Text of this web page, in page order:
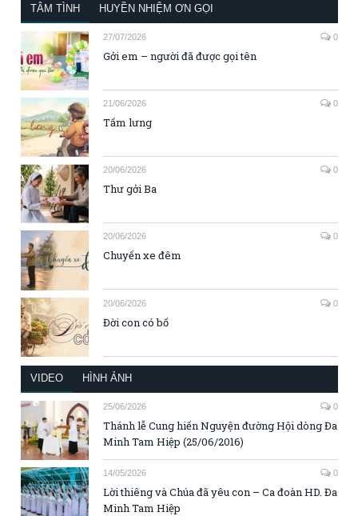
TÂM TÌNH HUYỀN NHIỆM ƠN GỌI
27/07/2026 0
Gởi em – người đã được gọi tên
21/06/2026 0
Tấm lưng
20/06/2026 0
Thư gởi Ba
20/06/2026 0
Chuyến xe đêm
20/06/2026 0
Đời con có bố
VIDEO HÌNH ẢNH
25/06/2026 0
Thánh lễ Cung hiến Nguyện đường Hội dòng Đa
Minh Tam Hiệp (25/06/2016)
14/05/2026 0
Lời thiêng và Chúa đã yêu con – Ca đoàn HD. Đa
Minh Tam Hiệp